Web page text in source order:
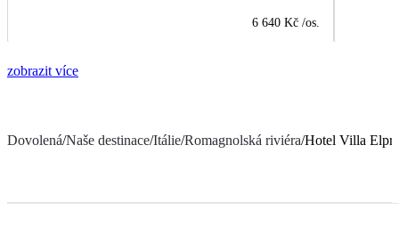
6 640 Kč /os.
zobrazit více
Dovolená/Naše destinace/Itálie/Romagnolská riviéra/Hotel Villa